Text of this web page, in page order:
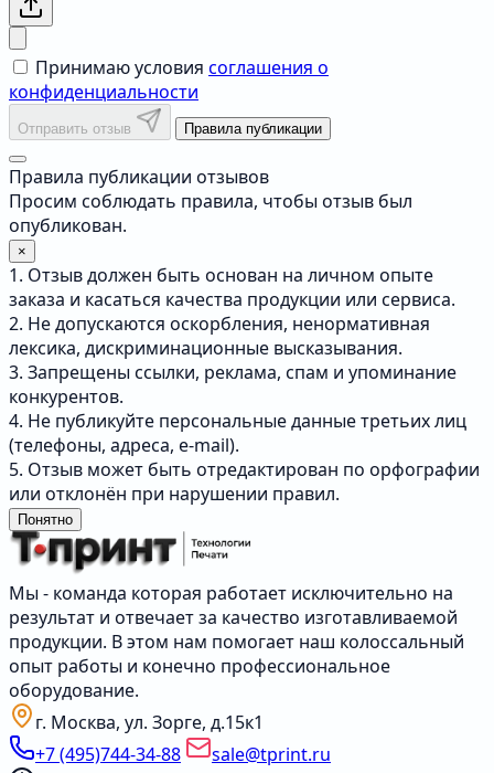
Принимаю условия соглашения о
конфиденциальности
Отправить отзыв Правила публикации
Правила публикации отзывов
Просим соблюдать правила, чтобы отзыв был
опубликован.
×
1. Отзыв должен быть основан на личном опыте
заказа и касаться качества продукции или сервиса.
2. Не допускаются оскорбления, ненормативная
лексика, дискриминационные высказывания.
3. Запрещены ссылки, реклама, спам и упоминание
конкурентов.
4. Не публикуйте персональные данные третьих лиц
(телефоны, адреса, e-mail).
5. Отзыв может быть отредактирован по орфографии
или отклонён при нарушении правил.
Понятно
Мы - команда которая работает исключительно на
результат и отвечает за качество изготавливаемой
продукции. В этом нам помогает наш колоссальный
опыт работы и конечно профессиональное
оборудование.
г. Москва, ул. Зорге, д.15к1
+7 (495)744-34-88
sale@tprint.ru